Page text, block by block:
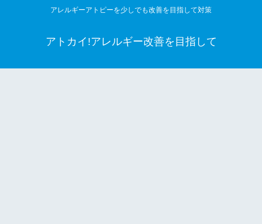
アレルギーアトピーを少しでも改善を目指して対策
アトカイ!アレルギー改善を目指して